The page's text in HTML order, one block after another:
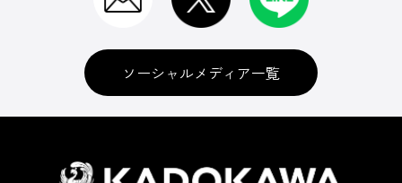
ソーシャルメディア一覧